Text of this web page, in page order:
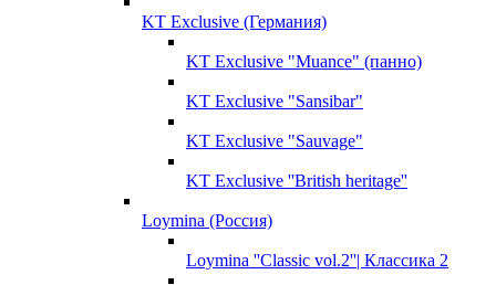
KT Exclusive (Германия)
KT Exclusive "Muance" (панно)
KT Exclusive "Sansibar"
KT Exclusive "Sauvage"
KT Exclusive ''British heritage''
Loymina (Россия)
Loymina ''Classic vol.2''| Классика 2